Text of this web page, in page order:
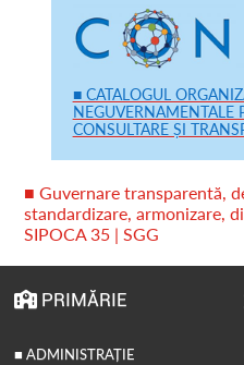
■ CATALOGUL
NEGUVERNAMENTALE
CONSULTARE ȘI
■ Guvernare transparentă,
standardizare, armonizare,
SIPOCA 35 | SGG
PRIMĂRIE
■ ADMINISTRAȚIE